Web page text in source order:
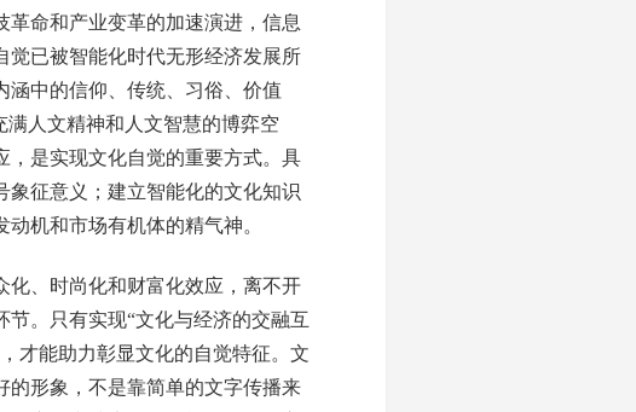
命和产业变革的加速演进，信息
觉已被智能化时代无形经济发展所
涵中的信仰、传统、习俗、价值
人文精神和人文智慧的博弈空
，是实现文化自觉的重要方式。具
征意义；建立智能化的文化知识
机和市场有机体的精气神。
、时尚化和财富化效应，离不开
。只有实现“文化与经济的交融互
才能助力彰显文化的自觉特征。文
的形象，不是靠简单的文字传播来